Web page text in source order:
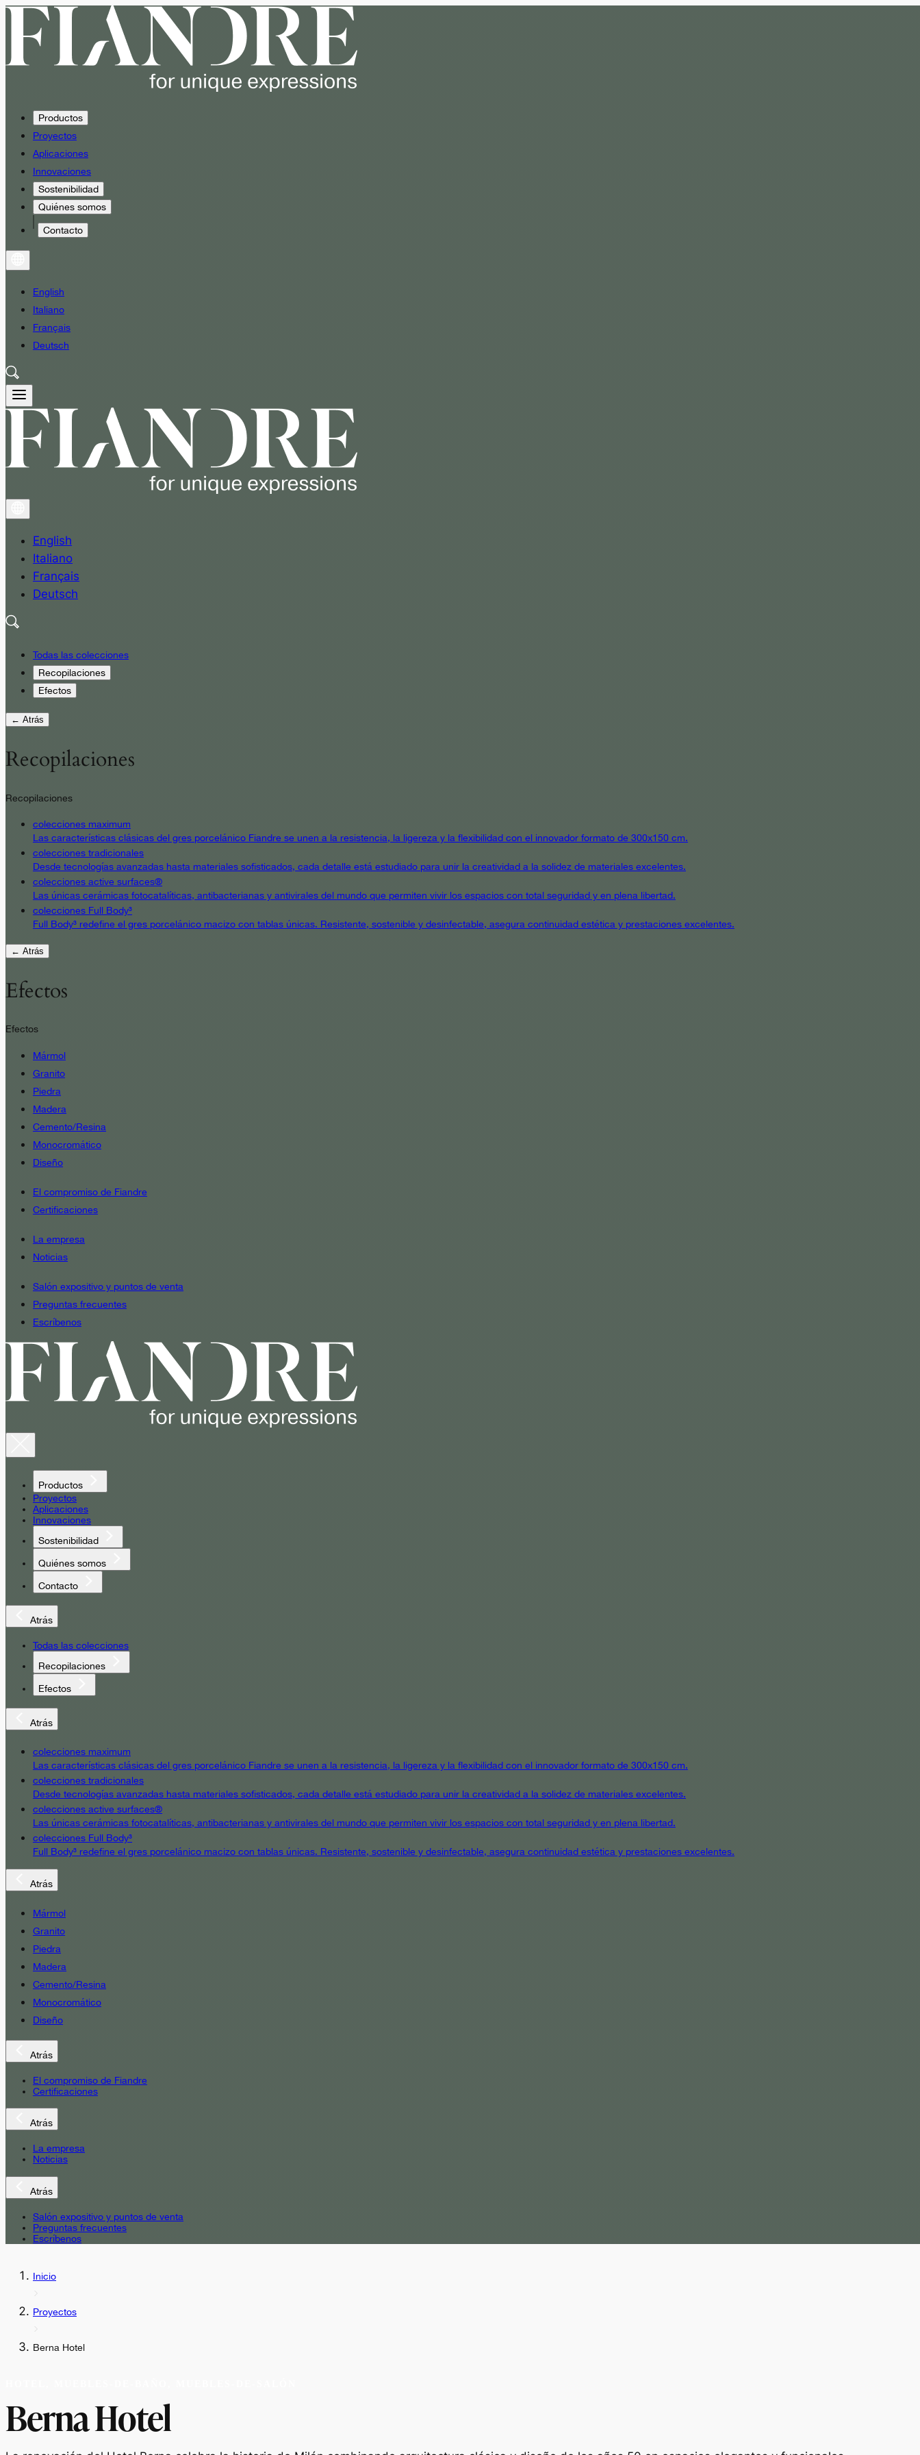
Productos
Proyectos
Aplicaciones
Innovaciones
Sostenibilidad
Quiénes somos
Contacto
English
Italiano
Français
Deutsch
English
Italiano
Français
Deutsch
Todas las colecciones
Recopilaciones
Efectos
← Atrás
Recopilaciones
Recopilaciones
colecciones maximum
Las características clásicas del gres porcelánico Fiandre se unen a la resistencia, la ligereza y la flexibilidad con el innovador formato de 300x150 cm.
colecciones tradicionales
Desde tecnologías avanzadas hasta materiales sofisticados, cada detalle está estudiado para unir la creatividad a la solidez de materiales excelentes.
colecciones active surfaces®
Las únicas cerámicas fotocatalíticas, antibacterianas y antivirales del mundo que permiten vivir los espacios con total seguridad y en plena libertad.
colecciones Full Body³
Full Body³ redefine el gres porcelánico macizo con tablas únicas. Resistente, sostenible y desinfectable, asegura continuidad estética y prestaciones excelentes.
← Atrás
Efectos
Efectos
Mármol
Granito
Piedra
Madera
Cemento/Resina
Monocromático
Diseño
El compromiso de Fiandre
Certificaciones
La empresa
Noticias
Salón expositivo y puntos de venta
Preguntas frecuentes
Escríbenos
Productos
Proyectos
Aplicaciones
Innovaciones
Sostenibilidad
Quiénes somos
Contacto
Atrás
Todas las colecciones
Recopilaciones
Efectos
Atrás
colecciones maximum
Las características clásicas del gres porcelánico Fiandre se unen a la resistencia, la ligereza y la flexibilidad con el innovador formato de 300x150 cm.
colecciones tradicionales
Desde tecnologías avanzadas hasta materiales sofisticados, cada detalle está estudiado para unir la creatividad a la solidez de materiales excelentes.
colecciones active surfaces®
Las únicas cerámicas fotocatalíticas, antibacterianas y antivirales del mundo que permiten vivir los espacios con total seguridad y en plena libertad.
colecciones Full Body³
Full Body³ redefine el gres porcelánico macizo con tablas únicas. Resistente, sostenible y desinfectable, asegura continuidad estética y prestaciones excelentes.
Atrás
Mármol
Granito
Piedra
Madera
Cemento/Resina
Monocromático
Diseño
Atrás
El compromiso de Fiandre
Certificaciones
Atrás
La empresa
Noticias
Atrás
Salón expositivo y puntos de venta
Preguntas frecuentes
Escríbenos
Inicio
Proyectos
Berna Hotel
Berna Hotel